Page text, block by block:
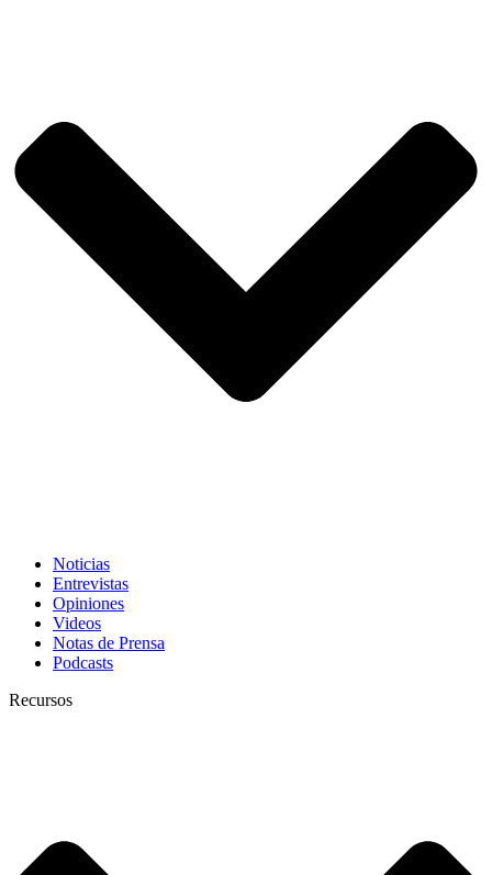
Noticias
Entrevistas
Opiniones
Videos
Notas de Prensa
Podcasts
Recursos